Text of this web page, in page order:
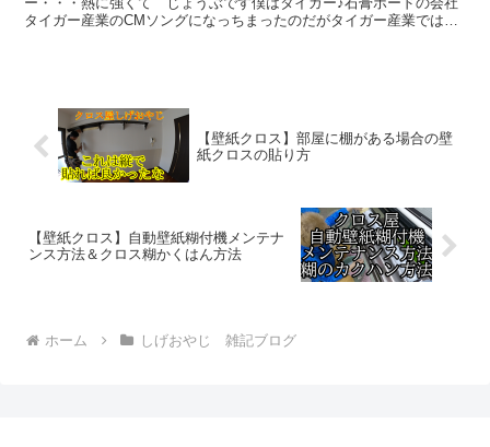
タイガー産業のCMソングになっちまったのだがタイガー産業ではな
【壁紙クロス】部屋に棚がある場合の壁
紙クロスの貼り方
【壁紙クロス】自動壁紙糊付機メンテナ
ンス方法＆クロス糊かくはん方法
ホーム しげおやじ 雑記ブログ